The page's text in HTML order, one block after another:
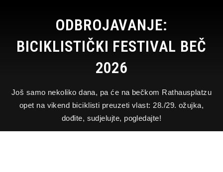
ODBROJAVANJE:
BICIKLISTIČKI FESTIVAL BEČ
2026
Još samo nekoliko dana, pa će na bečkom Rathausplatzu
opet na vikend biciklisti preuzeti vlast: 28./29. ožujka,
dođite, sudjelujte, pogledajte!